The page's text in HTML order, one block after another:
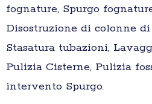
fognature, Spurgo
Disostruzione di colonne di
Stasatura tubazioni,
Pulizia Cisterne, Pulizia
intervento Spurgo.